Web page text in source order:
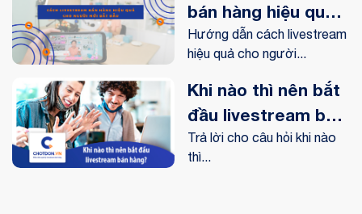
bán hàng hiệu quả
cho người mới bắt
đầu
Hướng dẫn cách livestream
hiệu quả cho người...
Khi nào thì nên bắt
đầu livestream bán
hàng?
Trả lời cho câu hỏi khi nào
thì...